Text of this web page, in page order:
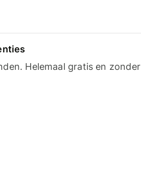
Helemaal gratis en zonder